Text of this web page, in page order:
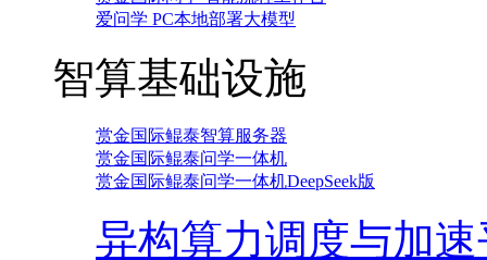
爱问学 PC本地部署大模型
智算基础设施
赏金国际鲲泰智算服务器
赏金国际鲲泰问学一体机
赏金国际鲲泰问学一体机DeepSeek版
异构算力调度与加